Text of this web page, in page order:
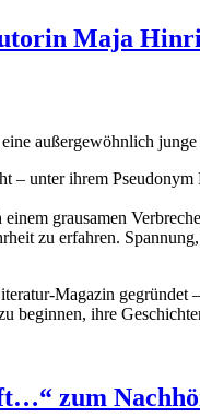
Maja
außergewöhnlich
– unter ihrem
grausamen
zu erfahren.
Magazin gegründet
beginnen, ihre
zum